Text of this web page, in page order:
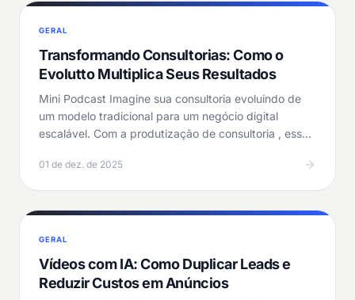
GERAL
Transformando Consultorias: Como o
Evolutto Multiplica Seus Resultados
Mini Podcast Imagine sua consultoria evoluindo de
um modelo tradicional para um negócio digital
escalável. Com a produtização de consultoria , esse
01 de dez. de 2025
GERAL
Vídeos com IA: Como Duplicar Leads e
Reduzir Custos em Anúncios